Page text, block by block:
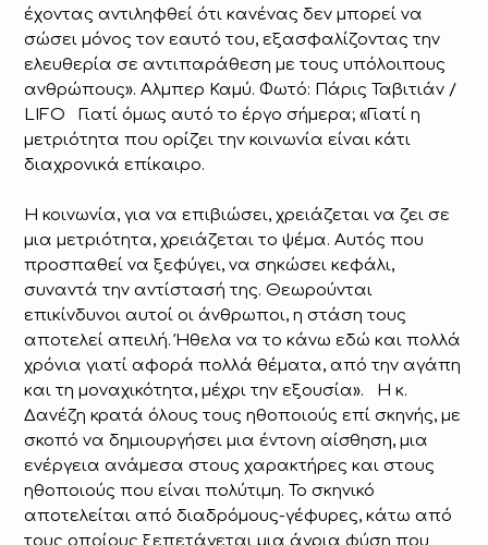
έχοντας αντιληφθεί ότι κανένας δεν μπορεί να
σώσει μόνος τον εαυτό του, εξασφαλίζοντας την
ελευθερία σε αντιπαράθεση με τους υπόλοιπους
ανθρώπους». Αλμπερ Καμύ. Φωτό: Πάρις Ταβιτιάν /
LIFO Γιατί όμως αυτό το έργο σήμερα; «Γιατί η
μετριότητα που ορίζει την κοινωνία είναι κάτι
διαχρονικά επίκαιρο.
Η κοινωνία, για να επιβιώσει, χρειάζεται να ζει σε
μια μετριότητα, χρειάζεται το ψέμα. Αυτός που
προσπαθεί να ξεφύγει, να σηκώσει κεφάλι,
συναντά την αντίστασή της. Θεωρούνται
επικίνδυνοι αυτοί οι άνθρωποι, η στάση τους
αποτελεί απειλή. Ήθελα να το κάνω εδώ και πολλά
χρόνια γιατί αφορά πολλά θέματα, από την αγάπη
και τη μοναχικότητα, μέχρι την εξουσία». Η κ.
Δανέζη κρατά όλους τους ηθοποιούς επί σκηνής, με
σκοπό να δημιουργήσει μια έντονη αίσθηση, μια
ενέργεια ανάμεσα στους χαρακτήρες και στους
ηθοποιούς που είναι πολύτιμη. Το σκηνικό
αποτελείται από διαδρόμους-γέφυρες, κάτω από
τους οποίους ξεπετάγεται μια άγρια φύση που